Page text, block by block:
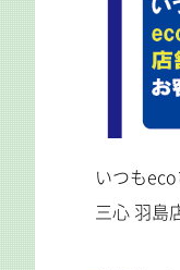
いつも
三心 羽島